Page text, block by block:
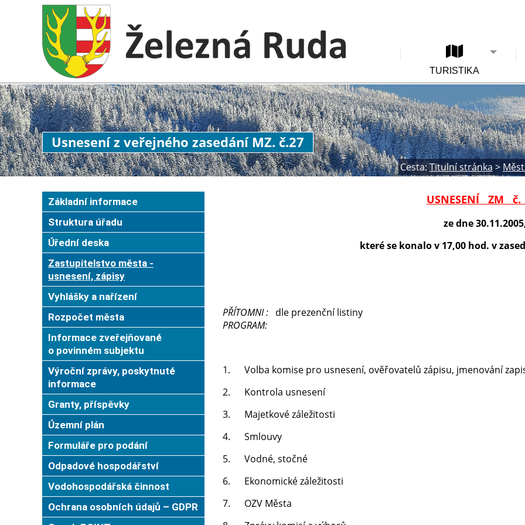
TURISTIKA
Usnesení z veřejného zasedání MZ. č.27
Cesta:Titulní stránka >
Základní informace
Struktura úřadu
Úřední deska
Zastupitelstvo města -
usnesení, zápisy
Vyhlášky a nařízení
Rozpočet města
Informace zveřejňované
o povinném subjektu
Výroční zprávy, poskytnuté
informace
Granty, příspěvky
Územní plán
Formuláře pro podání
Odpadové hospodářství
Vodohospodářská činnost
Ochrana osobních údajů – GDPR
USNESENÍ ZM
ze dne
které se konalo v 17,00 hod. v
PŘÍTOMNI :dle prezenční listiny
PROGRAM:
1. Volba komise pro usnesení, ověřovatelů zápisu, jmenování
2. Kontrola usnesení
3. Majetkové záležitosti
4. Smlouvy
5. Vodné, stočné
6. Ekonomické záležitosti
7. OZV Města